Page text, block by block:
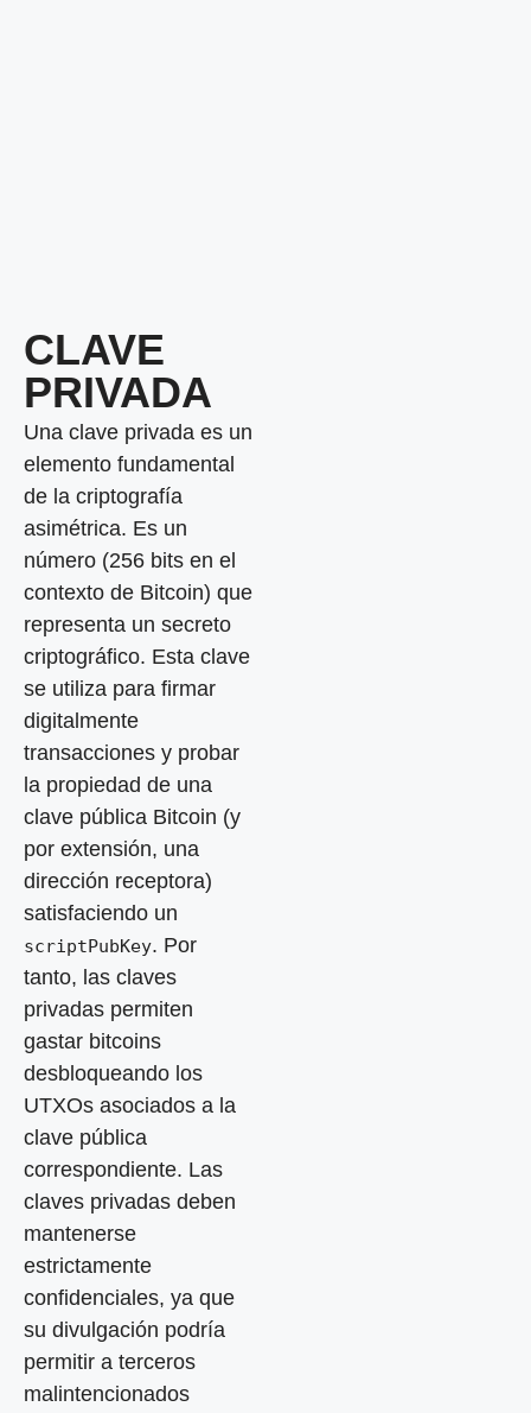
CLAVE
PRIVADA
Una clave privada es un
elemento fundamental
de la criptografía
asimétrica. Es un
número (256 bits en el
contexto de Bitcoin) que
representa un secreto
criptográfico. Esta clave
se utiliza para firmar
digitalmente
transacciones y probar
la propiedad de una
clave pública Bitcoin (y
por extensión, una
dirección receptora)
satisfaciendo un
scriptPubKey. Por
tanto, las claves
privadas permiten
gastar bitcoins
desbloqueando los
UTXOs asociados a la
clave pública
correspondiente. Las
claves privadas deben
mantenerse
estrictamente
confidenciales, ya que
su divulgación podría
permitir a terceros
malintencionados